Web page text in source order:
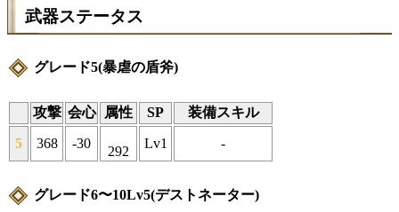
武器ステータス
グレード5(暴虐の盾斧)
攻撃 会心 属性 SP 装備スキル
5 368 -30
292
Lv1 -
グレード6〜10Lv5(デストネーター)